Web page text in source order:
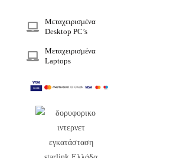
Μεταχειρισμένα
Desktop PC’s
Μεταχειρισμένα
Laptops